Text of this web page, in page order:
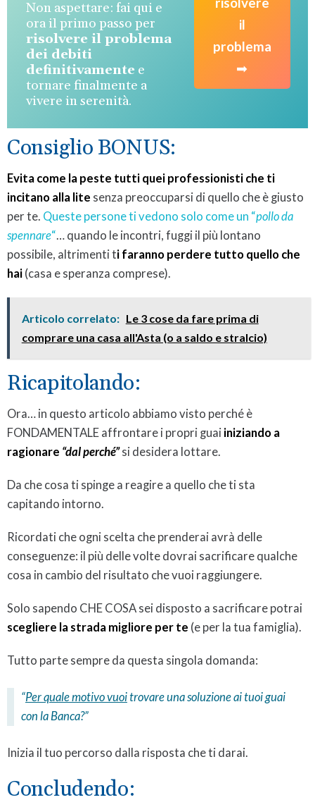
Non aspettare: fai qui e
ora il primo passo per
risolvere il problema
dei debiti
definitivamente e
tornare finalmente a
vivere in serenità.
il
problema
➡
Consiglio BONUS:
Evita come la peste tutti quei professionisti che ti
incitano alla lite senza preoccuparsi di quello che è giusto
per te. Queste persone ti vedono solo come un “pollo da
spennare“… quando le incontri, fuggi il più lontano
possibile, altrimenti ti faranno perdere tutto quello che
hai (casa e speranza comprese).
Articolo correlato: Le 3 cose da fare prima di
comprare una casa all'Asta (o a saldo e stralcio)
Ricapitolando:
Ora… in questo articolo abbiamo visto perché è
FONDAMENTALE affrontare i propri guai iniziando a
ragionare “dal perché”si desidera lottare.
Da che cosa ti spinge a reagire a quello che ti sta
capitando intorno.
Ricordati che ogni scelta che prenderai avrà delle
conseguenze: il più delle volte dovrai sacrificare qualche
cosa in cambio del risultato che vuoi raggiungere.
Solo sapendo CHE COSA sei disposto a sacrificare potrai
scegliere la strada migliore per te (e per la tua famiglia).
Tutto parte sempre da questa singola domanda:
“Per quale motivo vuoitrovare una soluzione ai tuoi guai
con la Banca?”
Inizia il tuo percorso dalla risposta che ti darai.
Concludendo: